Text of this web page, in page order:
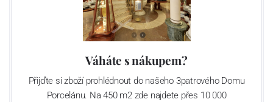
Váháte s nákupem?
Přijďte si zboží prohlédnout do našeho 3patrového Domu
Porcelánu. Na 450 m2 zde najdete přes 10 000